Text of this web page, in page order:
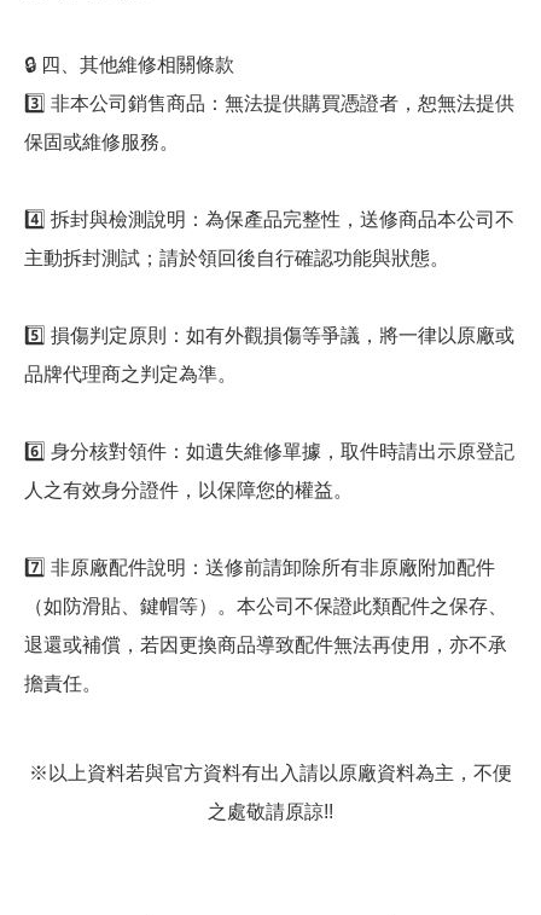
🔒 四、其他維修相關條款
3️⃣ 非本公司銷售商品：無法提供購買憑證者，恕無法提供
保固或維修服務。
4️⃣ 拆封與檢測說明：為保產品完整性，送修商品本公司不
主動拆封測試；請於領回後自行確認功能與狀態。
5️⃣ 損傷判定原則：如有外觀損傷等爭議，將一律以原廠或
品牌代理商之判定為準。
6️⃣ 身分核對領件：如遺失維修單據，取件時請出示原登記
人之有效身分證件，以保障您的權益。
7️⃣ 非原廠配件說明：送修前請卸除所有非原廠附加配件
（如防滑貼、鍵帽等）。本公司不保證此類配件之保存、
退還或補償，若因更換商品導致配件無法再使用，亦不承
擔責任。
※以上資料若與官方資料有出入請以原廠資料為主，不便
之處敬請原諒!!